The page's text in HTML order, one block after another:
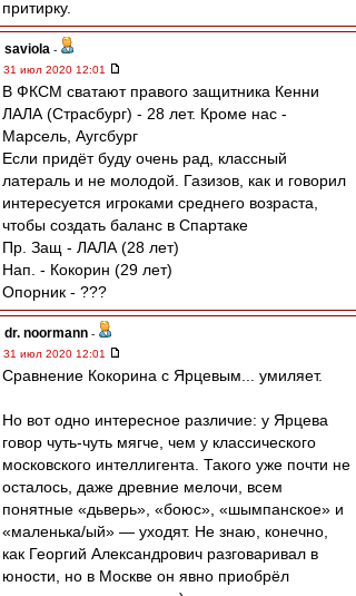
притирку.
saviola -
31 июл 2020 12:01
В ФКСМ сватают правого защитника Кенни
ЛАЛА (Страсбург) - 28 лет. Кроме нас -
Марсель, Аугсбург
Если придёт буду очень рад, классный
латераль и не молодой. Газизов, как и говорил
интересуется игроками среднего возраста,
чтобы создать баланс в Спартаке
Пр. Защ - ЛАЛА (28 лет)
Нап. - Кокорин (29 лет)
Опорник - ???
dr. noormann -
31 июл 2020 12:01
Сравнение Кокорина с Ярцевым... умиляет.
Но вот одно интересное различие: у Ярцева
говор чуть-чуть мягче, чем у классического
московского интеллигента. Такого уже почти не
осталось, даже древние мелочи, всем
понятные «дьверь», «боюс», «шымпанское» и
«маленька/ый» — уходят. Не знаю, конечно,
как Георгий Александрович разговаривал в
юности, но в Москве он явно приобрёл